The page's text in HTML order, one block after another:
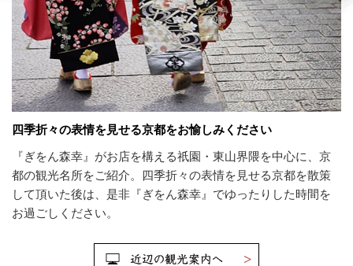
四季折々の表情を見せる京都をお愉しみください
『ぎをん森幸』がお店を構える祇園・東山界隈を中心に、京
都の観光名所をご紹介。四季折々の表情を見せる京都を散策
して頂いた後は、是非『ぎをん森幸』でゆったりした時間を
お過ごしください。